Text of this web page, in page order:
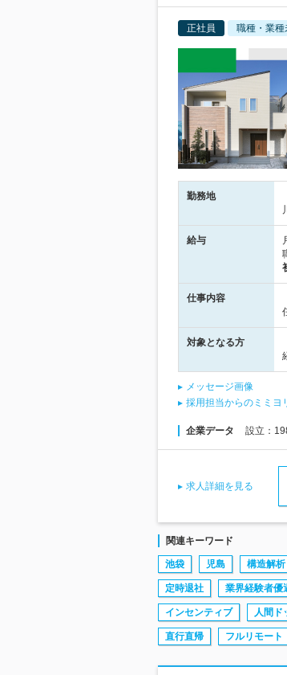
正社員 職種・業種
勤務地
給与
仕事内容
対象となる方
メッセージ画像
採用担当からのミミヨ
企業データ 設立：
求人詳細を見る
関連キーワード
池袋 児島 構造解析
定時退社 業界経験者優
インセンティブ 人間ド
直行直帰 フルリモート